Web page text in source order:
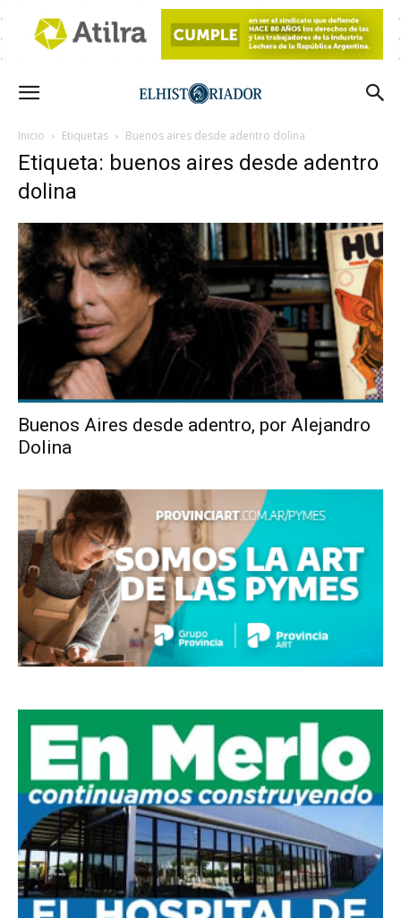
Inicio Etiquetas Buenos aires desde adentro dolina
Etiqueta: buenos aires desde adentro
dolina
Buenos Aires desde adentro, por Alejandro
Dolina